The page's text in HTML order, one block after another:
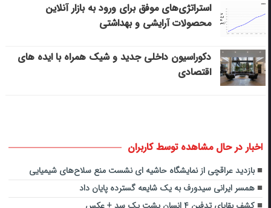
استراتژی‌های موفق برای ورود به بازار آنلاین
محصولات آرایشی و بهداشتی
دکوراسیون داخلی جدید و شیک همراه با ایده های
اقتصادی
اخبار در حال مشاهده توسط کاربران
بازدید عراقچی از نمایشگاه حاشیه ای نشست منع سلاح‌های شیمیایی
همسر ایرانی سیدورف به یک شایعه گسترده پایان داد